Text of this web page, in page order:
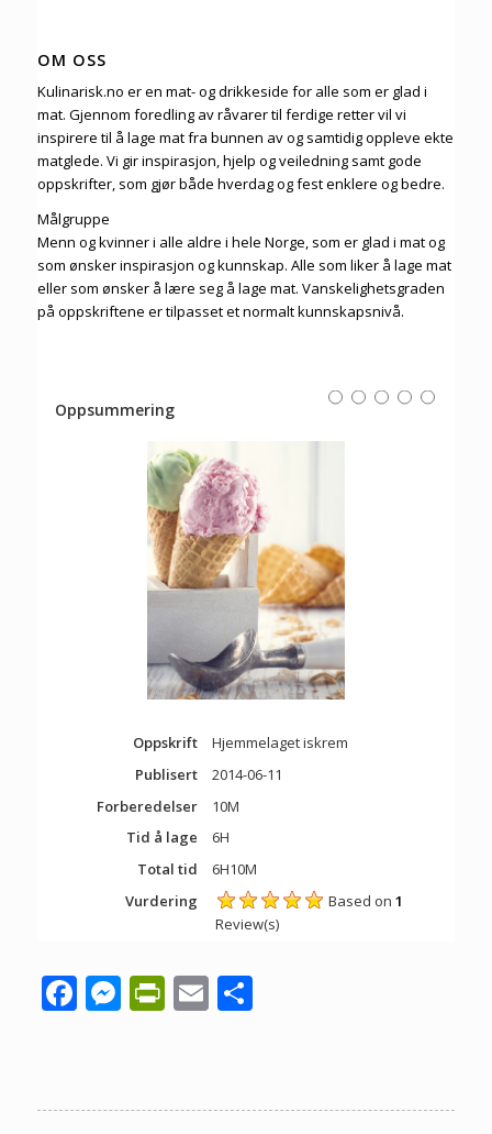
OM OSS
Kulinarisk.no er en mat- og drikkeside for alle som er glad i
mat. Gjennom foredling av råvarer til ferdige retter vil vi
inspirere til å lage mat fra bunnen av og samtidig oppleve ekte
matglede. Vi gir inspirasjon, hjelp og veiledning samt gode
oppskrifter, som gjør både hverdag og fest enklere og bedre.
Målgruppe
Menn og kvinner i alle aldre i hele Norge, som er glad i mat og
som ønsker inspirasjon og kunnskap. Alle som liker å lage mat
eller som ønsker å lære seg å lage mat. Vanskelighetsgraden
på oppskriftene er tilpasset et normalt kunnskapsnivå.
Oppsummering Rating
1 star2 stars3 stars4 stars
Oppskrift
Hjemmelaget iskrem
Publisert
2014-06-11
Forberedelser
10M
Tid å lage
6H
Total tid
6H10M
Vurdering
Based on 1
Review(s)
Facebook
Messenger
PrintFriendly
EmailShare